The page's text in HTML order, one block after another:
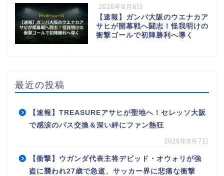
2026年8月6日
【速報】ガンバ大阪のウエナカア
サヒが開幕戦へ闘志！怪我明けの
衝撃ゴールで初陣勝利へ導く
最近の投稿
【速報】TREASUREアサヒが聖地へ！セレッソ大阪
で感涙のパス交換＆深い絆にファン熱狂
2026年8月7日
【衝撃】ウガンダ代表主将デビッド・オウォリが強
盗に襲われ27歳で急逝、サッカー界に悲痛な衝撃